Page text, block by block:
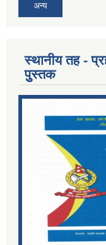
अन्य
स्थानीय तह -
पुुस्तक